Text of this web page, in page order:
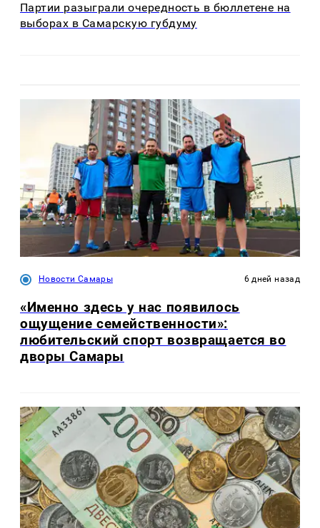
Партии разыграли очередность в бюллетене на
выборах в Самарскую губдуму
Новости Самары 6 дней назад
«Именно здесь у нас появилось
ощущение семейственности»:
любительский спорт возвращается во
дворы Самары